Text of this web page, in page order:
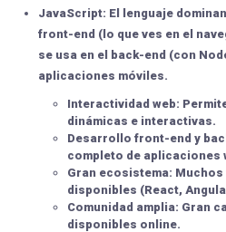
JavaScript: El lenguaje
front-end (lo que ves en el
se usa en el back-end (con
aplicaciones móviles.
Interactividad web:
dinámicas e interactivas.
Desarrollo front-end y
completo de aplicaciones
Gran ecosistema:
disponibles (React,
Comunidad amplia: Gran
disponibles online.